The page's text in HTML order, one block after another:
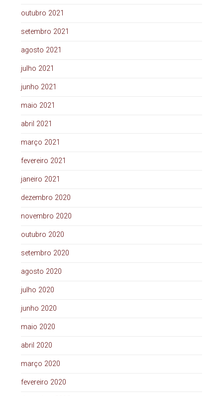
outubro 2021
setembro 2021
agosto 2021
julho 2021
junho 2021
maio 2021
abril 2021
março 2021
fevereiro 2021
janeiro 2021
dezembro 2020
novembro 2020
outubro 2020
setembro 2020
agosto 2020
julho 2020
junho 2020
maio 2020
abril 2020
março 2020
fevereiro 2020